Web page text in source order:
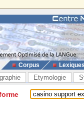
Corpus
Etymologie